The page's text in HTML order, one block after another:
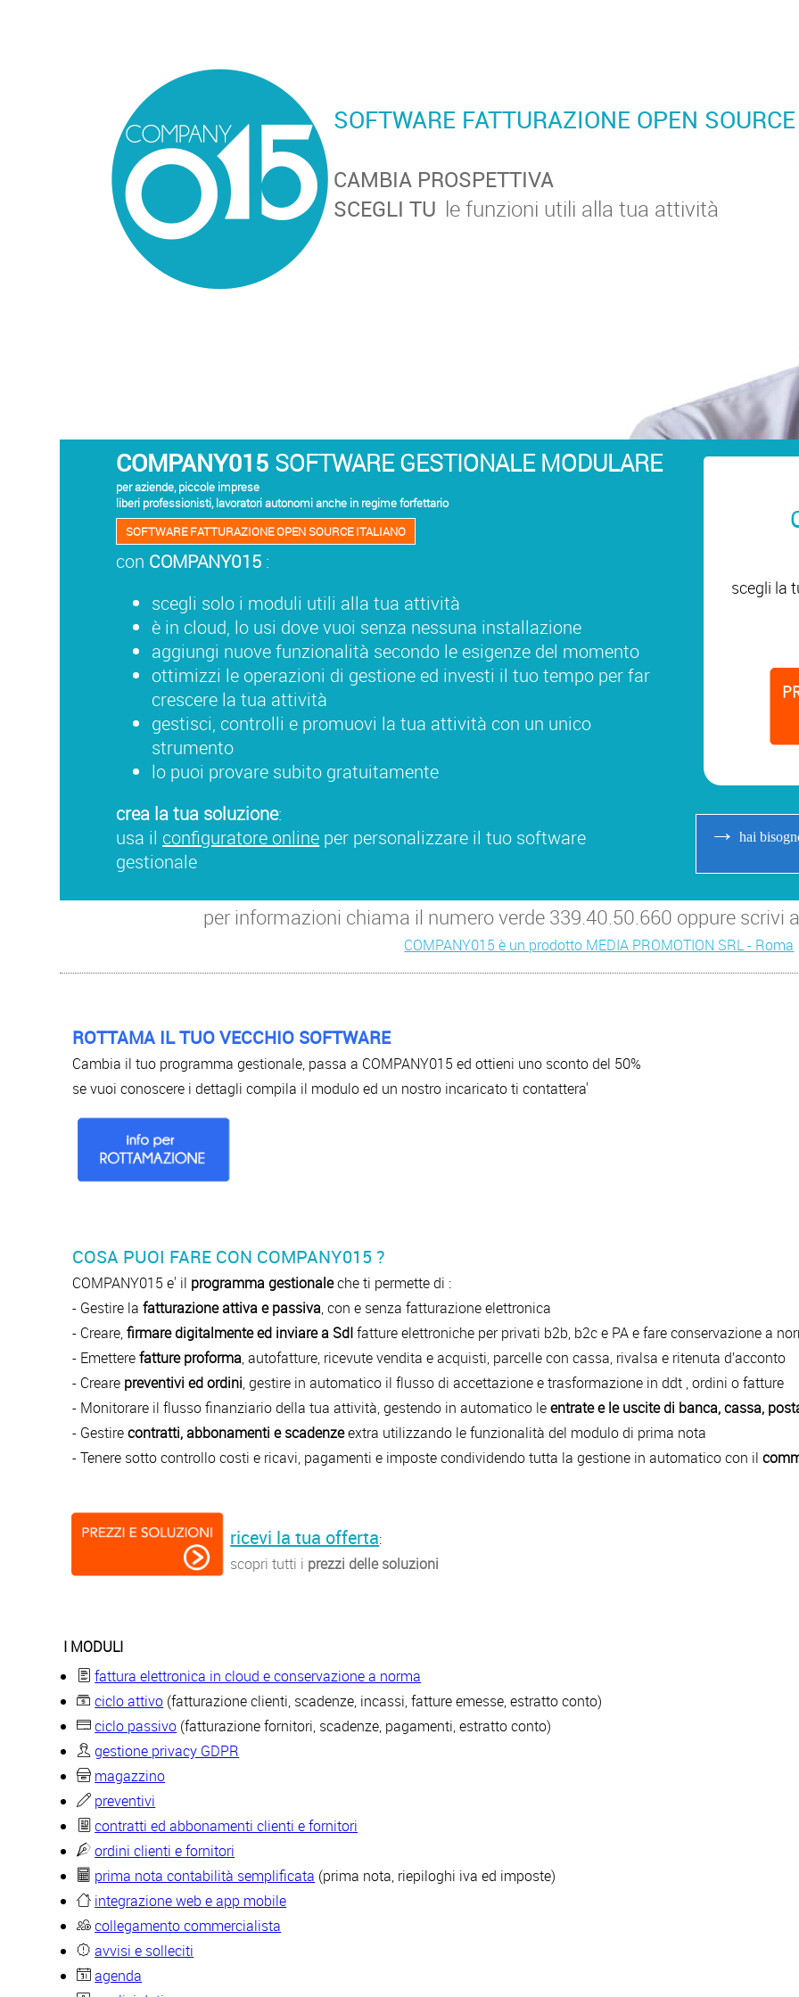
SOFTWARE FATTURAZIONE OPEN
CAMBIA PROSPETTIVA
SCEGLI TU le funzioni utili alla tua attività
COMPANY015 SOFTWARE GESTIONALE MODULARE
per aziende, piccole imprese
liberi professionisti, lavoratori autonomi anche in regime forfettario
SOFTWARE FATTURAZIONE OPEN SOURCE ITALIANO
con COMPANY015 :
scegli solo i moduli utili alla tua attività
è in cloud, lo usi dove vuoi senza nessuna installazione
aggiungi nuove funzionalità secondo le esigenze del momento
ottimizzi le operazioni di gestione ed investi il tuo tempo per far
crescere la tua attività
gestisci, controlli e promuovi la tua attività con un unico
strumento
lo puoi provare subito gratuitamente
crea la tua soluzione:
usa il configuratore online per personalizzare il tuo software
gestionale
scegli la
→ hai
per informazioni chiama il numero verde 339.40.50.660 oppure scrivi
COMPANY015 è un prodotto MEDIA PROMOTION SRL - Roma
ROTTAMA IL TUO VECCHIO SOFTWARE
Cambia il tuo programma gestionale, passa a COMPANY015 ed ottieni uno sconto del 50%
se vuoi conoscere i dettagli compila il modulo ed un nostro incaricato ti contattera'
COSA PUOI FARE CON COMPANY015 ?
COMPANY015 e' il programma gestionaleche ti permette di :
- Gestire lafatturazione attiva e passiva, con e senza fatturazione elettronica
- Creare,firmare digitalmente ed inviare a SdIfatture elettroniche per privati b2b, b2c e PA e fare conservazione a
- Emetterefatture proforma, autofatture, ricevute vendita e acquisti, parcelle con cassa, rivalsa e ritenuta d’acconto
- Creare preventivi ed ordini, gestire in automatico il flusso di accettazione e trasformazione in ddt , ordini o fatture
- Monitorare il flusso finanziario della tua attività, gestendo in automatico leentrate e le uscite di banca, cassa,
- Gestirecontratti, abbonamenti e scadenzeextra utilizzando le funzionalità del modulo di prima nota
- Tenere sotto controllo costi e ricavi, pagamenti e imposte condividendo tutta la gestione in automatico con il
ricevi la tua offerta:
scopri tutti i prezzi delle soluzioni
I MODULI
fattura elettronica in cloud e conservazione a norma
ciclo attivo (fatturazione clienti, scadenze, incassi, fatture emesse, estratto conto)
ciclo passivo (fatturazione fornitori, scadenze, pagamenti, estratto conto)
gestione privacy GDPR
magazzino
preventivi
contratti ed abbonamenti clienti e fornitori
ordini clienti e fornitori
prima nota contabilità semplificata (prima nota, riepiloghi iva ed imposte)
integrazione web e app mobile
collegamento commercialista
avvisi e solleciti
agenda